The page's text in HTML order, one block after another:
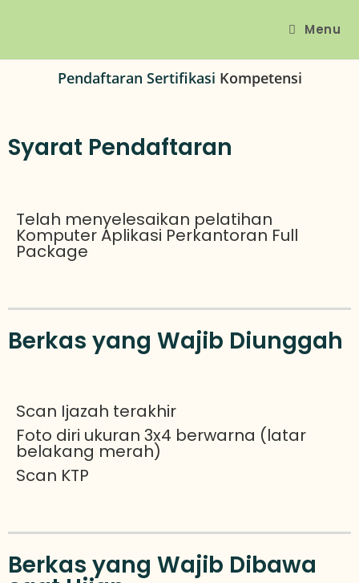
Menu
Pendaftaran Sertifikasi Kompetensi
Syarat Pendaftaran
Telah menyelesaikan pelatihan
Komputer Aplikasi Perkantoran Full
Package
Berkas yang Wajib Diunggah
Scan Ijazah terakhir
Foto diri ukuran 3x4 berwarna (latar
belakang merah)
Scan KTP
Berkas yang Wajib Dibawa